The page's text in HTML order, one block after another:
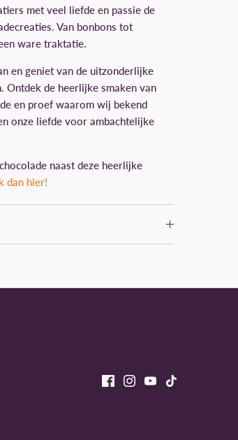
met veel liefde en passie de
Van bonbons tot
ware traktatie.
en geniet van de uitzonderlijke
Ontdek de heerlijke smaken van
en proef waarom wij bekend
onze liefde voor ambachtelijke
naast deze heerlijke
dan hier!